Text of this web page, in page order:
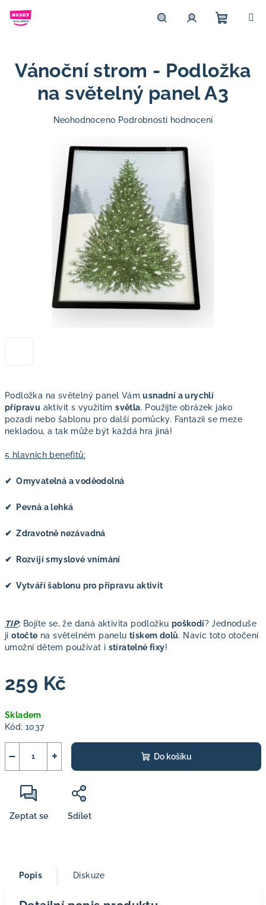
obsah
košík
Podložka na světelný panel Vámusnadní a urychlí
přípravu aktivit s využitímsvětla. Použijte obrázek jako
pozadí nebo šablonu pro další pomůcky. Fantazii se meze
nekladou, a tak může být každá hra jiná!
5 hlavních benefitů:
✔ Omyvatelná a voděodolná
✔ Pevná a lehká
✔ Zdravotně nezávadná
✔ Rozvíjí smyslové vnímání
✔ Vytváří šablonu pro přípravu aktivit
TIP: Bojíte se, že daná aktivita podložku poškodí? Jednoduše
jiotočte na světelném panelutiskem dolů. Navíc toto otočení
umožní dětem používat i stíratelné fixy!
259 Kč
cena:
Skladem
Kód: 1037
+
− Do košíku
Zeptat se Sdílet
Vánoční strom - Podložka
na světelný panel A3
Průměrné
hvězdiček.
Neohodnoceno Podrobnosti hodnocení
Popis Diskuze